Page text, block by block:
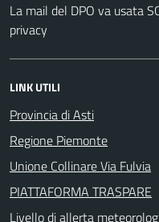
La mail del DPO va usata
privacy
LINK UTILI
Provincia di Asti
Regione Piemonte
Unione Collinare Via Fulvia
PIATTAFORMA TRASPARE
Livello di allerta